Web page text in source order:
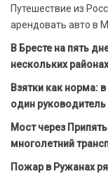
Путешествие из
арендовать авто в
В Бресте на пять
нескольких районах
Взятки как норма:
один
Мост через
многолетний
Пожар в Ружанах